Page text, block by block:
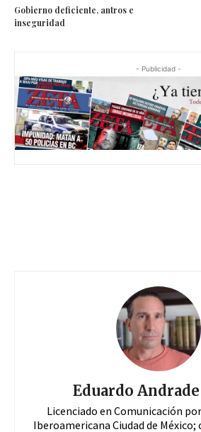
Gobierno deficiente, antros e
inseguridad
- Publicidad -
Eduardo
Licenciado en Comunicación
Iberoamericana Ciudad de